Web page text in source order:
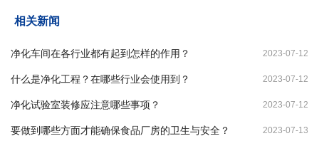
相关新闻
2023-07-12
净化车间在各行业都有起到怎样的作用？
2023-07-12
什么是净化工程？在哪些行业会使用到？
2023-07-12
净化试验室装修应注意哪些事项？
2023-07-13
要做到哪些方面才能确保食品厂房的卫生与安全？